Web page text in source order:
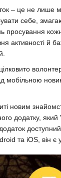
– це не лише
себе,
просування
активності й
мобільною
новим
додатку, який
та iOS, він є